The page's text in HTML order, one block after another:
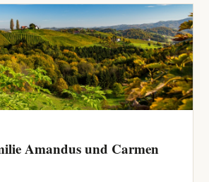
Amandus und Carmen